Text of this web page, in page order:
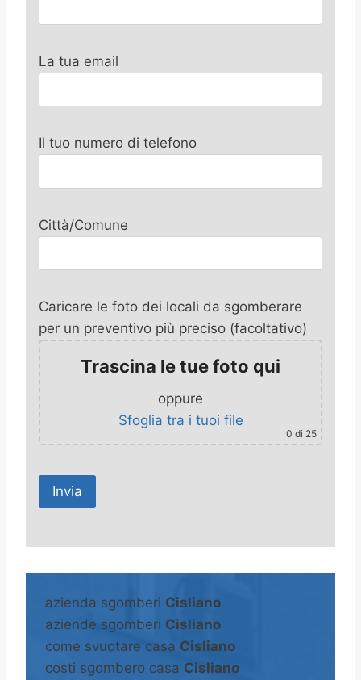
La tua email
Il tuo numero di telefono
Città/Comune
Caricare le foto dei locali da sgomberare
per un preventivo più preciso (facoltativo)
Trascina le tue foto qui
oppure
Sfoglia tra i tuoi file
0 di 25
A
e
n
a
azienda sgomberi Cisliano
aziende sgomberi Cisliano
come svuotare casa Cisliano
costi sgombero casa Cisliano